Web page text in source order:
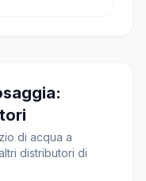
di acqua a
distributori di